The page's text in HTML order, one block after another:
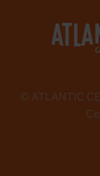
© ATLANTIC